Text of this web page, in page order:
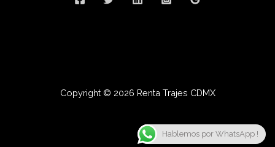
Copyright © 2026 Renta Trajes CDMX
Hablemos por WhatsApp !